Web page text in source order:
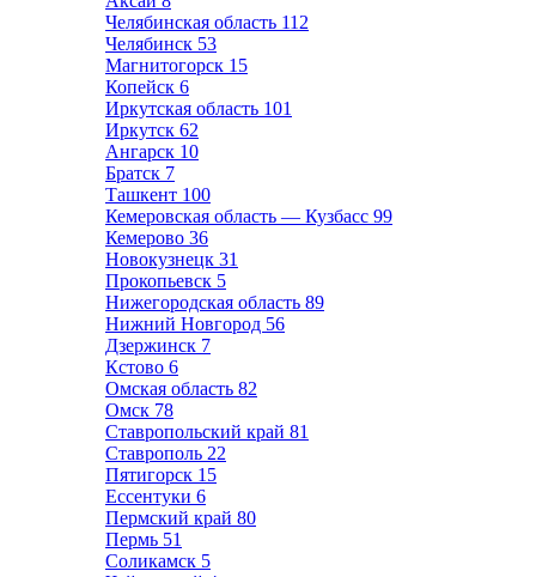
Челябинская область 112
Челябинск 53
Магнитогорск 15
Копейск 6
Иркутская область 101
Иркутск 62
Ангарск 10
Братск 7
Ташкент 100
Кемеровская область — Кузбасс 99
Кемерово 36
Новокузнецк 31
Прокопьевск 5
Нижегородская область 89
Нижний Новгород 56
Дзержинск 7
Кстово 6
Омская область 82
Омск 78
Ставропольский край 81
Ставрополь 22
Пятигорск 15
Ессентуки 6
Пермский край 80
Пермь 51
Соликамск 5